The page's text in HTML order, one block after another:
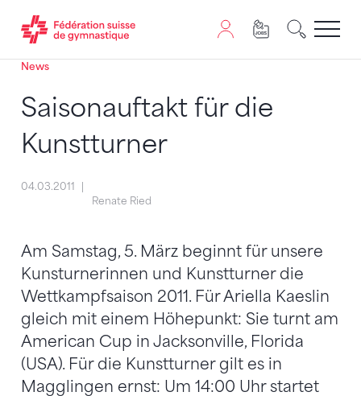
Passer au contenu
Naviguer vers le plan du siten
JavaScript est nécessaire pour naviguer sur ce site.
News
Saisonauftakt für die
Kunstturner
04.03.2011
Renate Ried
Am Samstag, 5. März beginnt für unsere
Kunsturnerinnen und Kunstturner die
Wettkampfsaison 2011. Für Ariella Kaeslin
gleich mit einem Höhepunkt: Sie turnt am
American Cup in Jacksonville, Florida
(USA). Für die Kunstturner gilt es in
Magglingen ernst: Um 14:00 Uhr startet